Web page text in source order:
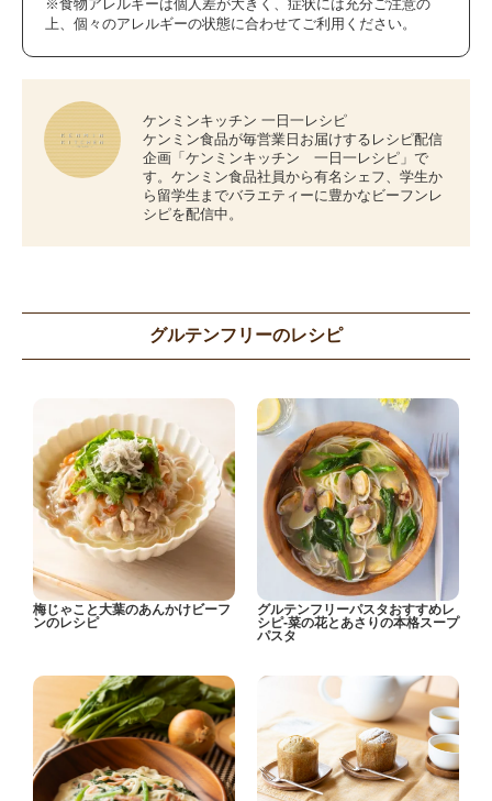
※食物アレルギーは個人差が大きく、症状には充分ご注意の
上、個々のアレルギーの状態に合わせてご利用ください。
ケンミンキッチン 一日一レシピ
ケンミン食品が毎営業日お届けするレシピ配信
企画「ケンミンキッチン 一日一レシピ」で
す。ケンミン食品社員から有名シェフ、学生か
ら留学生までバラエティーに豊かなビーフンレ
シピを配信中。
グルテンフリーのレシピ
梅じゃこと大葉のあんかけビーフ
ンのレシピ
グルテンフリーパスタおすすめレ
シピ-菜の花とあさりの本格スープ
パスタ